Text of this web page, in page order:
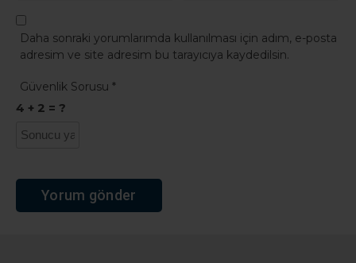
Daha sonraki yorumlarımda kullanılması için adım, e-posta
adresim ve site adresim bu tarayıcıya kaydedilsin.
Güvenlik Sorusu *
4 + 2 = ?